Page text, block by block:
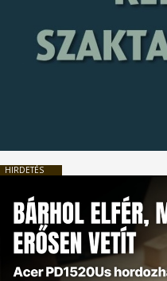
HIRDETÉS